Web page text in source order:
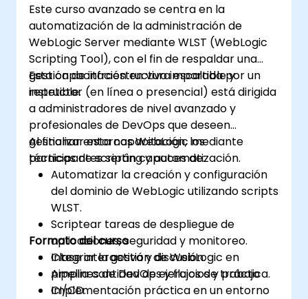
Este curso avanzado se centra en la
automatización de la administración de
WebLogic Server mediante WLST (WebLogic
Scripting Tool), con el fin de respaldar una
gestión de infraestructura escalable y
repetible.
Esta capacitación en vivo impartida por un
instructor (en línea o presencial) está dirigida
a administradores de nivel avanzado y
profesionales de DevOps que deseen
gestionar entornos WebLogic mediante
técnicas de scripting y automatización.
Al finalizar esta capacitación, los
participantes serán capaces de:
Automatizar la creación y configuración
del dominio de WebLogic utilizando scripts
WLST.
Scriptear tareas de despliegue de
aplicaciones, seguridad y monitoreo.
Integrar la gestión de WebLogic en
pipelines de DevOps y flujos de trabajo
CI/CD.
Formato del curso
Clase interactiva y discusión.
Amplia cantidad de ejercicios y práctica.
Implementación práctica en un entorno